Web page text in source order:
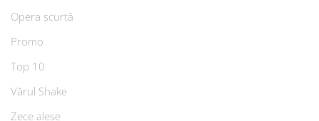
Opera scurtă
Promo
Top 10
Vărul Shake
Zece alese